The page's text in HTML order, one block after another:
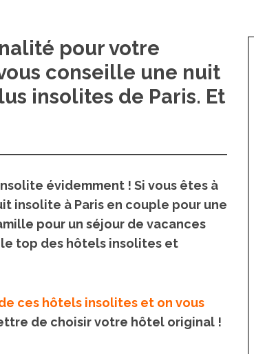
pour votre
conseille une nuit
insolites de Paris. Et
évidemment ! Si vous êtes à
insolite à Paris en couple pour une
pour un séjour de vacances
top des hôtels insolites et
ces hôtels insolites et on vous
de choisir votre hôtel original !